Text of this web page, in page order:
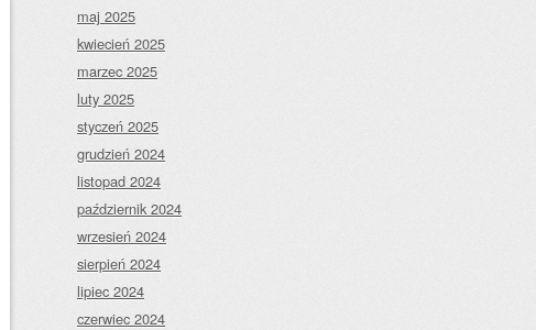
maj 2025
kwiecień 2025
marzec 2025
luty 2025
styczeń 2025
grudzień 2024
listopad 2024
październik 2024
wrzesień 2024
sierpień 2024
lipiec 2024
czerwiec 2024